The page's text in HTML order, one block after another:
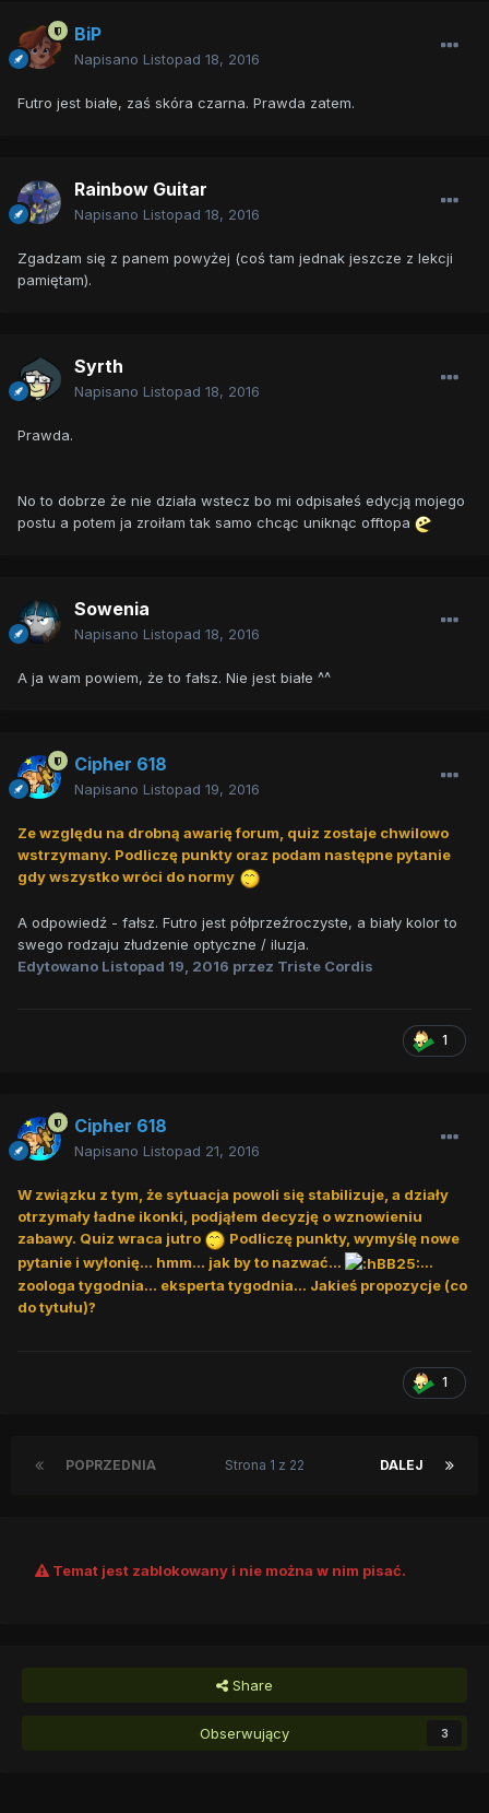
BiP
Napisano Listopad 18, 2016
Futro jest białe, zaś skóra czarna. Prawda zatem.
Rainbow Guitar
Napisano Listopad 18, 2016
Zgadzam się z panem powyżej (coś tam jednak jeszcze z lekcji
pamiętam).
Syrth
Napisano Listopad 18, 2016
Prawda.
No to dobrze że nie działa wstecz bo mi odpisałeś edycją mojego
postu a potem ja zroiłam tak samo chcąc uniknąc offtopa
Sowenia
Napisano Listopad 18, 2016
A ja wam powiem, że to fałsz. Nie jest białe ^^
Cipher 618
Napisano Listopad 19, 2016
Ze względu na drobną awarię forum, quiz zostaje chwilowo
wstrzymany. Podliczę punkty oraz podam następne pytanie
gdy wszystko wróci do normy
A odpowiedź - fałsz. Futro jest półprzeźroczyste, a biały kolor to
swego rodzaju złudzenie optyczne / iluzja.
Edytowano Listopad 19, 2016 przez Triste Cordis
1
Cipher 618
Napisano Listopad 21, 2016
W związku z tym, że sytuacja powoli się stabilizuje, a działy
otrzymały ładne ikonki, podjąłem decyzję o wznowieniu
zabawy. Quiz wraca jutro
Podliczę punkty, wymyślę nowe
pytanie i wyłonię... hmm... jak by to nazwać...
...
zoologa tygodnia... eksperta tygodnia... Jakieś propozycje (co
do tytułu)?
1
POPRZEDNIA DALEJ
Strona 1 z 22
Temat jest zablokowany i nie można w nim pisać.
Share
Obserwujący 3